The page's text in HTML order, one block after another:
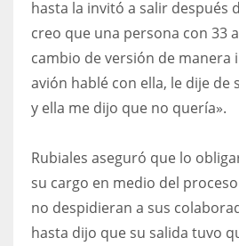
hasta la invitó a salir después
creo que una persona con 33
cambio de versión de manera
avión hablé con ella, le dije de
y ella me dijo que no quería».
Rubiales aseguró que lo
su cargo en medio del
no despidieran a sus
hasta dijo que su salida tuvo